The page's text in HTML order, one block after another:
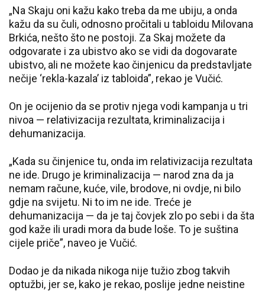
„Na Skaju oni kažu kako treba da me ubiju, a onda
kažu da su čuli, odnosno pročitali u tabloidu Milovana
Brkića, nešto što ne postoji. Za Skaj možete da
odgovarate i za ubistvo ako se vidi da dogovarate
ubistvo, ali ne možete kao činjenicu da predstavljate
nečije ‘rekla-kazala’ iz tabloida”, rekao je Vučić.
On je ocijenio da se protiv njega vodi kampanja u tri
nivoa — relativizacija rezultata, kriminalizacija i
dehumanizacija.
„Kada su činjenice tu, onda im relativizacija rezultata
ne ide. Drugo je kriminalizacija — narod zna da ja
nemam račune, kuće, vile, brodove, ni ovdje, ni bilo
gdje na svijetu. Ni to im ne ide. Treće je
dehumanizacija — da je taj čovjek zlo po sebi i da šta
god kaže ili uradi mora da bude loše. To je suština
cijele priče”, naveo je Vučić.
Dodao je da nikada nikoga nije tužio zbog takvih
optužbi, jer se, kako je rekao, poslije jedne neistine